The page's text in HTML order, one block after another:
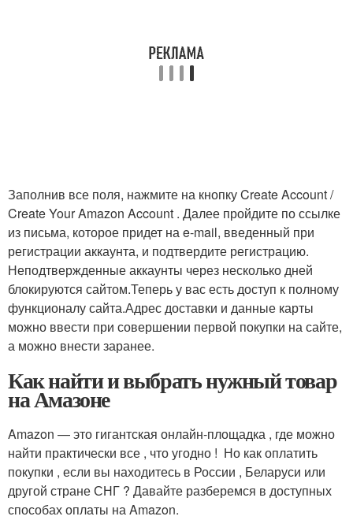
Заполнив все поля, нажмите на кнопку Create Account /
Create Your Amazon Account . Далее пройдите по ссылке
из письма, которое придет на e-mail, введенный при
регистрации аккаунта, и подтвердите регистрацию.
Неподтвержденные аккаунты через несколько дней
блокируются сайтом.Теперь у вас есть доступ к полному
функционалу сайта.Адрес доставки и данные карты
можно ввести при совершении первой покупки на сайте,
а можно внести заранее.
Как найти и выбрать нужный товар
на Амазоне
Amazon — это гигантская онлайн-площадка , где можно
найти практически все , что угодно ! ️ Но как оплатить
покупки , если вы находитесь в России , Беларуси или
другой стране СНГ ? Давайте разберемся в доступных
способах оплаты на Amazon.